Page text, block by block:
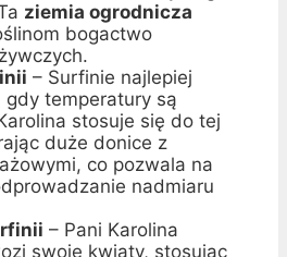
ziemia ogrodnicza
bogactwo
– Surfinie najlepiej
gdy temperatury są
stosuje się do tej
duże donice z
co pozwala na
nadmiaru
– Pani Karolina
swoje kwiaty, stosując